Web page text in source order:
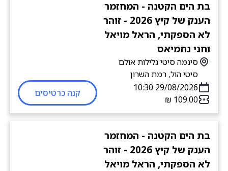
בת הים הקטנה - המחזמר
הענק של קיץ 2026 - זוהר
לא הספקתי, הראל מויאל
וחני נחמיאס
סינמה סיטי גלילות אולם
סיטי הול, רמת השרון
29/08/2026 10:30
קנה כרטיסים
בת הים הקטנה - המחזמר
הענק של קיץ 2026 - זוהר
לא הספקתי, הראל מויאל